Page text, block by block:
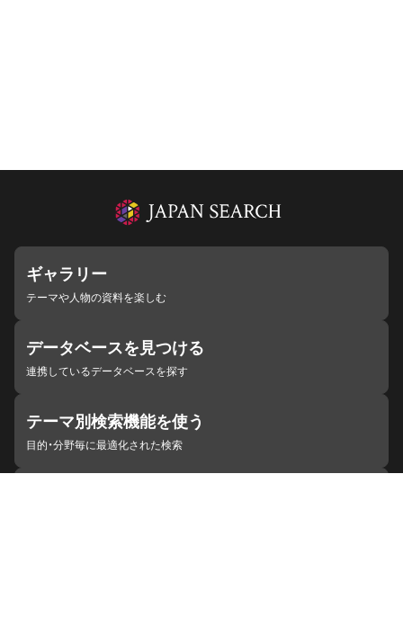
ギャラリー
テーマや人物の資料を楽しむ
データベースを見つける
連携しているデータベースを探す
テーマ別検索機能を使う
目的・分野毎に最適化された検索